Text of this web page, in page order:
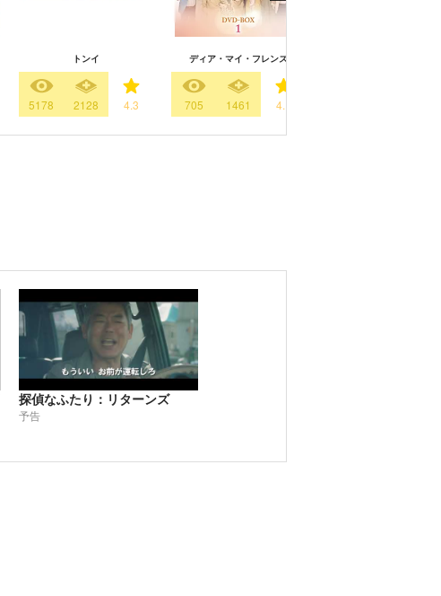
トンイ
5178 2128 4.3
ディア・マイ・フレンズ
705 1461 4.1
探偵なふたり：リターンズ
予告